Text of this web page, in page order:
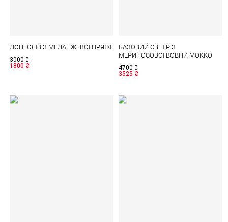
ЛОНГСЛІВ З МЕЛАНЖЕВОЇ ПРЯЖІ
3000₴
1800 ₴
БАЗОВИЙ СВЕТР З
МЕРИНОСОВОЇ ВОВНИ МОККО
4700₴
3525 ₴